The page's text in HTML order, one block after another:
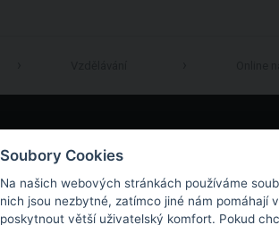
Soubory Cookies
Na našich webových stránkách používáme
nich jsou nezbytné, zatímco jiné nám pomáhají
poskytnout větší uživatelský komfort. Pokud